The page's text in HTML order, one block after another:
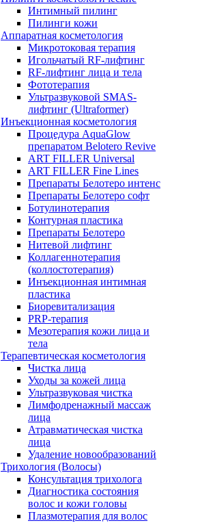
Интимный пилинг
Пилинги кожи
Аппаратная косметология
Микротоковая терапия
Игольчатый RF-лифтинг
RF-лифтинг лица и тела
Фототерапия
Ультразвуковой SMAS-
лифтинг (Ultraformer)
Инъекционная косметология
Процедура AquaGlow
препаратом Belotero Revive
ART FILLER Universal
ART FILLER Fine Lines
Препараты Белотеро интенс
Препараты Белотеро софт
Ботулинотерапия
Контурная пластика
Препараты Белотеро
Нитевой лифтинг
Коллагеннотерапия
(коллостотерапия)
Инъекционная интимная
пластика
Биоревитализация
PRP-терапия
Мезотерапия кожи лица и
тела
Терапевтическая косметология
Чистка лица
Уходы за кожей лица
Ультразвуковая чистка
Лимфодренажный массаж
лица
Атравматическая чистка
лица
Удаление новообразований
Трихология (Волосы)
Консультация трихолога
Диагностика состояния
волос и кожи головы
Плазмотерапия для волос